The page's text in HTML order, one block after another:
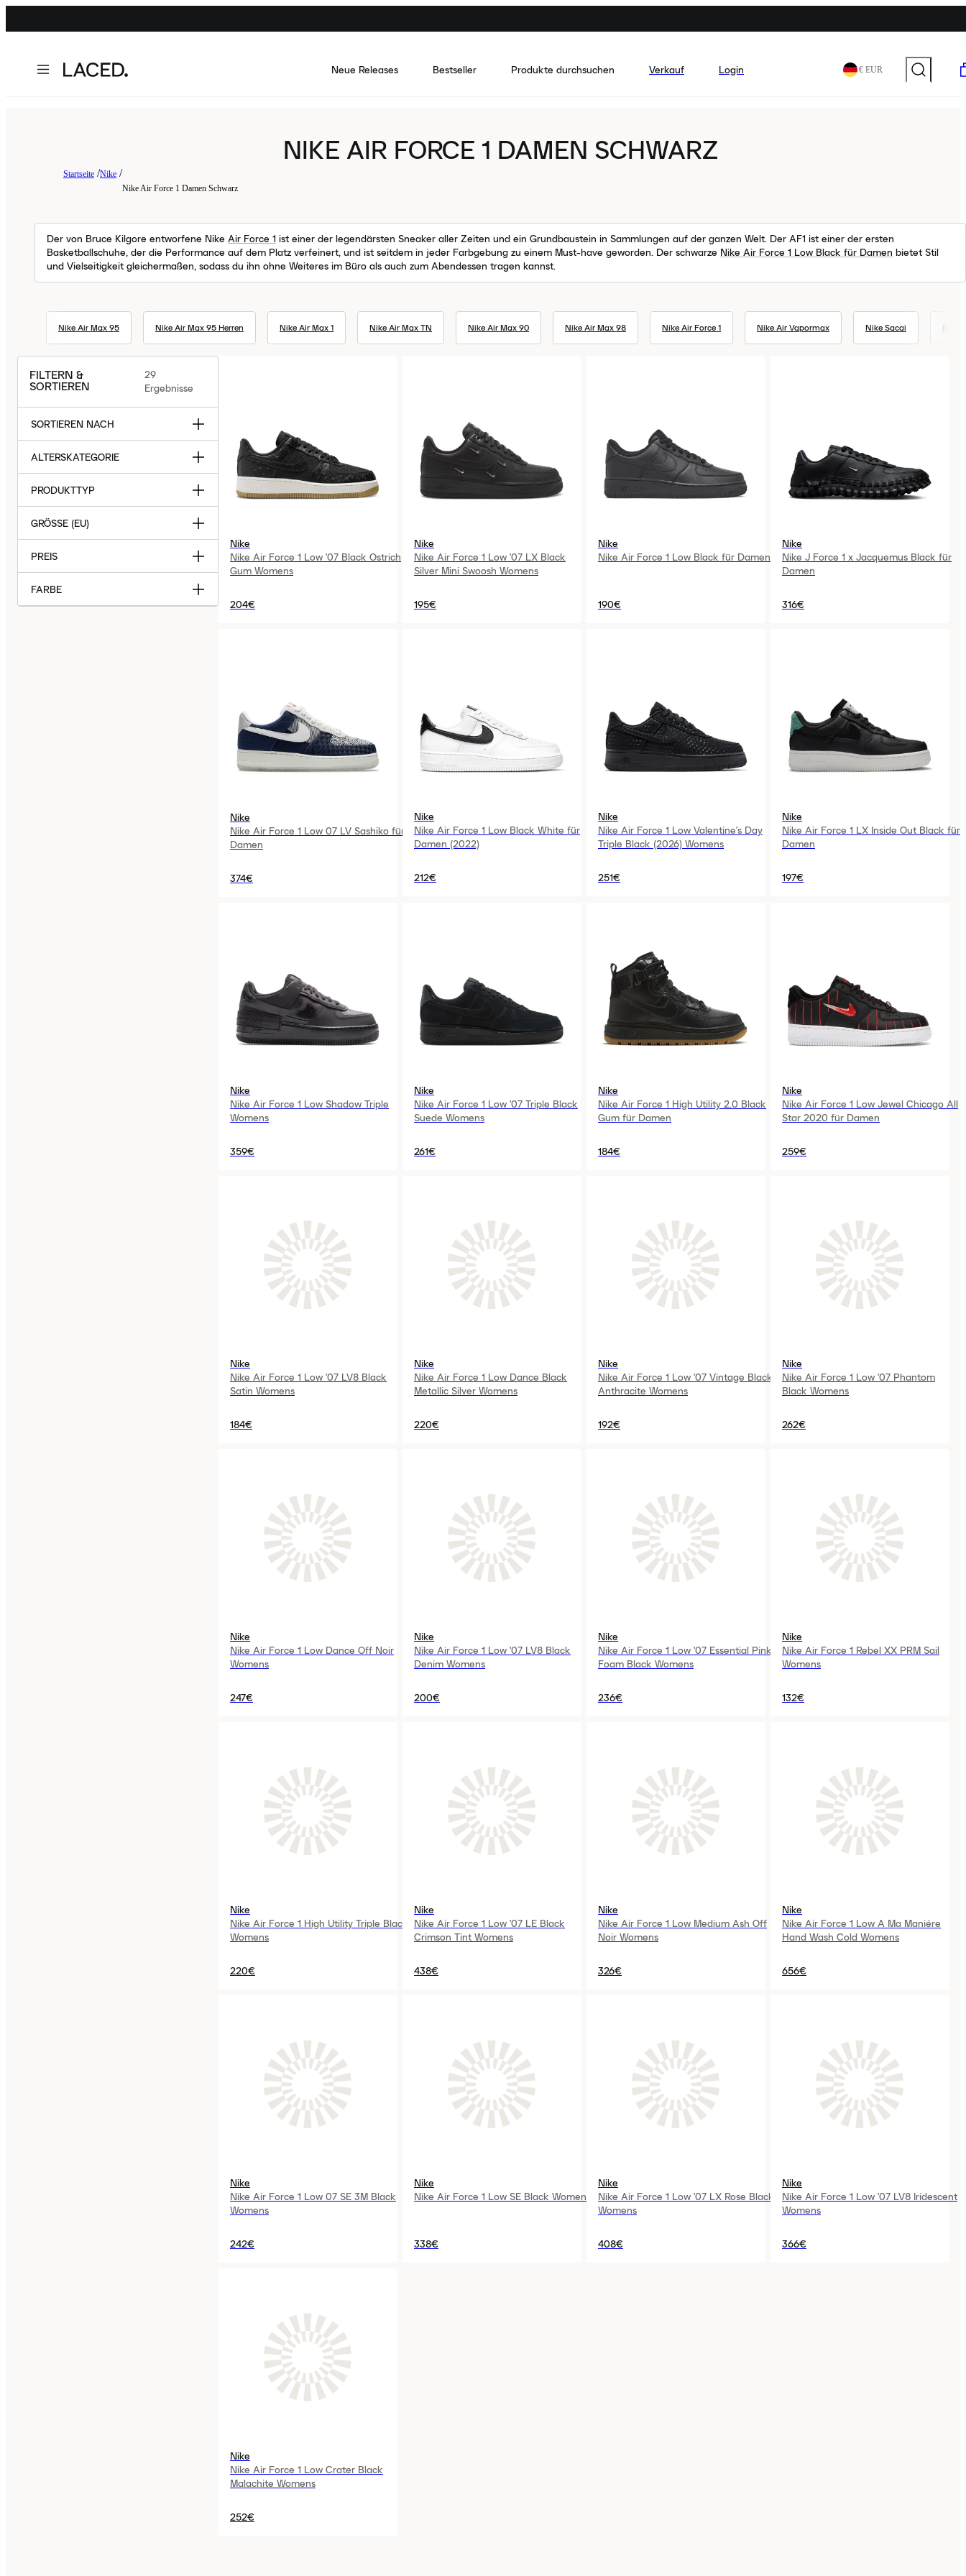
Neue Releases Bestseller Produkte durchsuchen Verkauf Login € EUR
NIKE AIR FORCE 1 DAMEN SCHWARZ
Startseite Nike
Nike Air Force 1 Damen Schwarz
Der von Bruce Kilgore entworfene Nike Air Force 1 ist einer der legendärsten Sneaker aller Zeiten und ein Grundbaustein in Sammlungen auf der ganzen Welt. Der AF1 ist einer der ersten
Basketballschuhe, der die Performance auf dem Platz verfeinert, und ist seitdem in jeder Farbgebung zu einem Must-have geworden. Der schwarze Nike Air Force 1 Low Black für Damen bietet Stil
und Vielseitigkeit gleichermaßen, sodass du ihn ohne Weiteres im Büro als auch zum Abendessen tragen kannst.
Nike Air Max 95 Nike Air Max 95 Herren Nike Air Max 1 Nike Air Max TN Nike Air Max 90 Nike Air Max 98 Nike Air Force 1 Nike Air Vapormax Nike Sacai Nike
FILTERN &
SORTIEREN
29
Ergebnisse
SORTIEREN NACH
ALTERSKATEGORIE
PRODUKTTYP
GRÖSSE (EU)
PREIS
FARBE
Nike
Nike Air Force 1 Low '07 Black Ostrich
Gum Womens
204€
Nike
Nike Air Force 1 Low '07 LX Black
Silver Mini Swoosh Womens
195€
Nike
Nike Air Force 1 Low Black für Damen
190€
Nike
Nike J Force 1 x Jacquemus Black für
Damen
316€
Nike
Nike Air Force 1 Low 07 LV Sashiko für
Damen
374€
Nike
Nike Air Force 1 Low Black White für
Damen (2022)
212€
Nike
Nike Air Force 1 Low Valentine's Day
Triple Black (2026) Womens
251€
Nike
Nike Air Force 1 LX Inside Out Black für
Damen
197€
Nike
Nike Air Force 1 Low Shadow Triple
Womens
359€
Nike
Nike Air Force 1 Low '07 Triple Black
Suede Womens
261€
Nike
Nike Air Force 1 High Utility 2.0 Black
Gum für Damen
184€
Nike
Nike Air Force 1 Low Jewel Chicago All
Star 2020 für Damen
259€
Nike
Nike Air Force 1 Low '07 LV8 Black
Satin Womens
184€
Nike
Nike Air Force 1 Low Dance Black
Metallic Silver Womens
220€
Nike
Nike Air Force 1 Low '07 Vintage Black
Anthracite Womens
192€
Nike
Nike Air Force 1 Low '07 Phantom
Black Womens
262€
Nike
Nike Air Force 1 Low Dance Off Noir
Womens
247€
Nike
Nike Air Force 1 Low '07 LV8 Black
Denim Womens
200€
Nike
Nike Air Force 1 Low '07 Essential Pink
Foam Black Womens
236€
Nike
Nike Air Force 1 Rebel XX PRM Sail
Womens
132€
Nike
Nike Air Force 1 High Utility Triple Black
Womens
220€
Nike
Nike Air Force 1 Low '07 LE Black
Crimson Tint Womens
438€
Nike
Nike Air Force 1 Low Medium Ash Off
Noir Womens
326€
Nike
Nike Air Force 1 Low A Ma Maniére
Hand Wash Cold Womens
656€
Nike
Nike Air Force 1 Low 07 SE 3M Black
Womens
242€
Nike
Nike Air Force 1 Low SE Black Womens
338€
Nike
Nike Air Force 1 Low '07 LX Rose Black
Womens
408€
Nike
Nike Air Force 1 Low '07 LV8 Iridescent
Womens
366€
Nike
Nike Air Force 1 Low Crater Black
Malachite Womens
252€